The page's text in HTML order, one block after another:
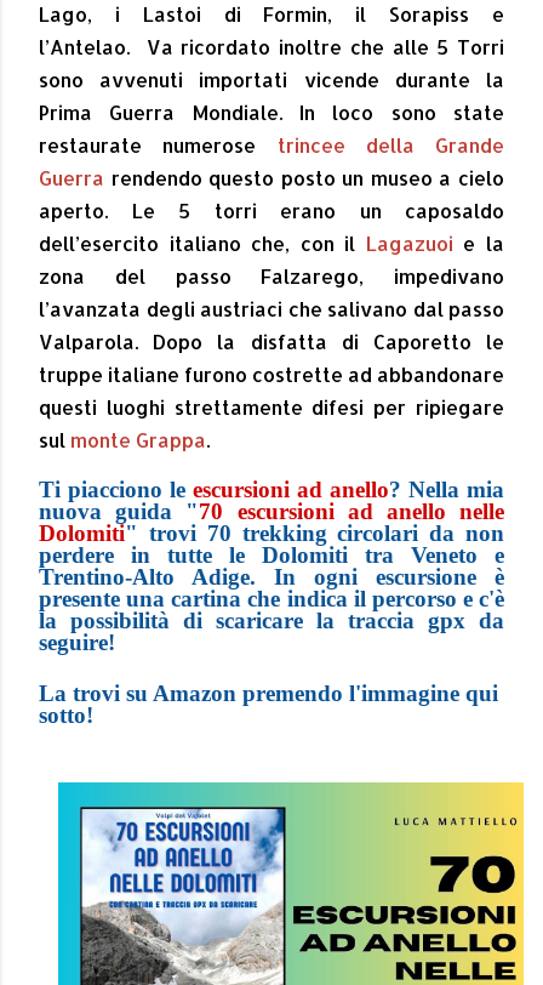
Lago, i Lastoi di Formin, il Sorapiss e
l’Antelao.
Va ricordato inoltre che alle 5 Torri
sono avvenuti importati vicende durante la
Prima Guerra Mondiale. In loco sono state
restaurate numerose trincee della Grande
Guerra rendendo questo posto un museo a cielo
aperto. Le 5 torri erano un caposaldo
dell’esercito italiano che, con il Lagazuoi e la
zona del passo Falzarego, impedivano
l’avanzata degli austriaci che salivano dal passo
Valparola. Dopo la disfatta di Caporetto le
truppe italiane furono costrette ad abbandonare
questi luoghi strettamente difesi per ripiegare
sul monte Grappa.
Ti piacciono le escursioni ad anello? Nella mia
nuova guida "70 escursioni ad anello nelle
Dolomiti" trovi 70 trekking circolari da non
perdere in tutte le Dolomiti tra Veneto e
Trentino-Alto Adige. In ogni escursione è
presente una cartina che indica il percorso e c'è
la possibilità di scaricare la traccia gpx da
seguire!
La trovi su Amazon premendo l'immagine qui
sotto!